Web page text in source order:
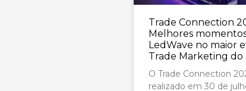
Trade Connection
Melhores
LedWave no maior
Trade Marketing do
O Trade Connection
realizado em 30 de